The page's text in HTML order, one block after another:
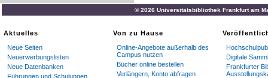
© 2026 Universitätsbibliothek Frankfurt am
Aktuelles
Neue Seiten
Neuerwerbungslisten
Neue Datenbanken
Führungen und Schulungen
Von zu Hause
Online-Angebote außerhalb des
Campus nutzen
Bücher online bestellen
Verlängern, Konto abfragen
Digitale
Frankfurter